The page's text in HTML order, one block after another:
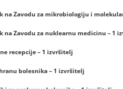
Zavodu za mikrobiologiju i
Zavodu za nuklearnu medicinu – 1
recepcije – 1 izvršitelj
bolesnika – 1 izvršitelj